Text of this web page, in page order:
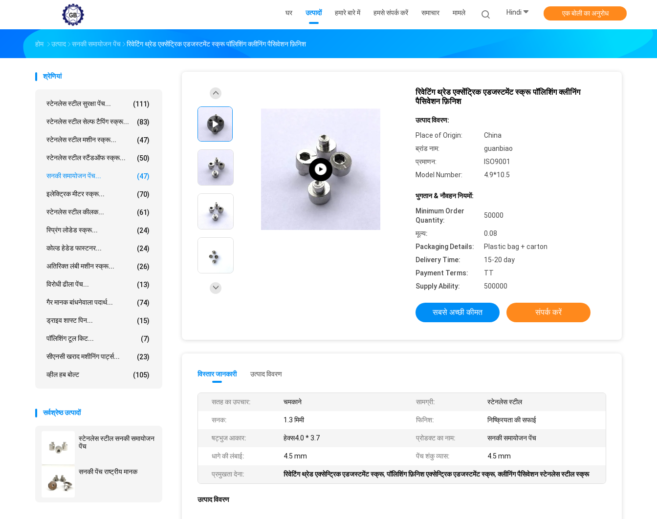
घर उत्पादों हमारे बारे में हमसे संपर्क करें समाचार मामले Hindi एक बोली का अनुरोध
होम उत्पाद सनकी समायोजन पेंच रिवेटिंग थ्रेड एक्सेंट्रिक एडजस्टमेंट स्क्रू पॉलिशिंग क्लीनिंग पैसिवेशन फ़िनिश
श्रेणियां
स्टेनलेस स्टील सुरक्षा पेंच... (111)
स्टेनलेस स्टील सेल्फ टैपिंग स्क्रू... (83)
स्टेनलेस स्टील मशीन स्क्रू... (47)
स्टेनलेस स्टील स्टैंडऑफ स्क्रू... (50)
सनकी समायोजन पेंच... (47)
इलेक्ट्रिक मीटर स्क्रू... (70)
स्टेनलेस स्टील कीलक... (61)
स्प्रिंग लोडेड स्क्रू... (24)
कोल्ड हेडेड फास्टनर... (24)
अतिरिक्त लंबी मशीन स्क्रू... (26)
विरोधी ढीला पेंच... (13)
गैर मानक बांधनेवाला पदार्थ... (74)
ड्राइव शाफ्ट पिन... (15)
पॉलिशिंग टूल किट... (7)
सीएनसी खराद मशीनिंग पार्ट्स... (23)
व्हील हब बोल्ट (105)
सर्वश्रेष्ठ उत्पादों
स्टेनलेस स्टील सनकी समायोजन
पेंच
सनकी पेंच राष्ट्रीय मानक
रिवेटिंग थ्रेड एक्सेंट्रिक एडजस्टमेंट स्क्रू पॉलिशिंग क्लीनिंग
पैसिवेशन फ़िनिश
उत्पाद विवरण:
Place of Origin:
China
ब्रांड नाम:
guanbiao
प्रमाणन:
ISO9001
Model Number:
4.9*10.5
भुगतान & नौवहन नियमों:
Minimum Order
Quantity:
50000
मूल्य:
0.08
Packaging Details:
Plastic bag + carton
Delivery Time:
15-20 day
Payment Terms:
TT
Supply Ability:
500000
सबसे अच्छी कीमत संपर्क करें
विस्तार जानकारी उत्पाद विवरण
सतह का उपचार: चमकाने सामग्री: स्टेनलेस स्टील
सनक: 1.3 मिमी फिनिश: निष्क्रियता की सफाई
षट्भुज आकार: हेक्स4.0 * 3.7 प्रोडक्ट का नाम: सनकी समायोजन पेंच
धागे की लंबाई: 4.5 mm पेंच शंकु व्यास: 4.5 mm
प्रमुखता देना: रिवेटिंग थ्रेड एक्सेन्ट्रिक एडजस्टमेंट स्क्रू,पॉलिशिंग फ़िनिश एक्सेन्ट्रिक एडजस्टमेंट स्क्रू,क्लीनिंग पैसिवेशन स्टेनलेस स्टील स्क्रू
उत्पाद विवरण